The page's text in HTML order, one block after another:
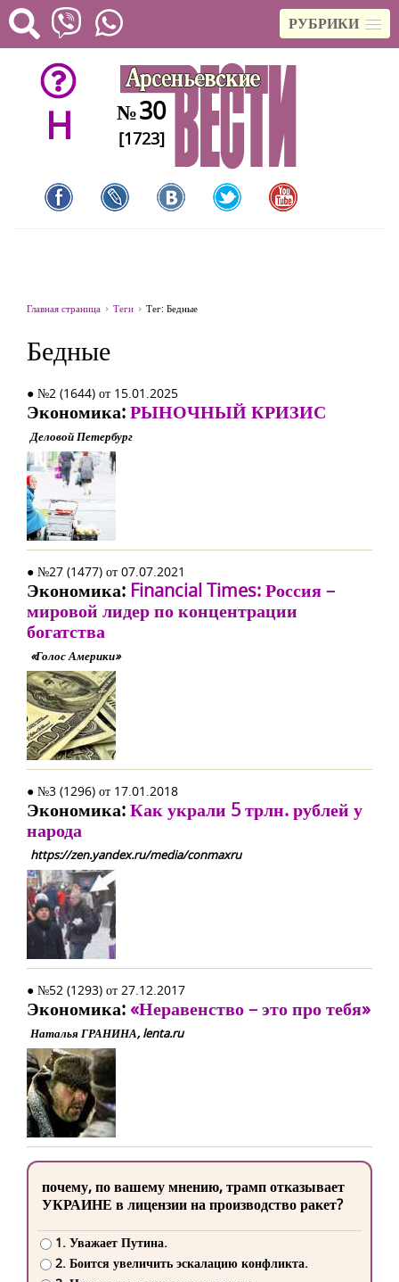
РУБРИКИ
H №30
[1723]
Главная страница Теги Тег: Бедные
Бедные
● №2 (1644) от 15.01.2025
Экономика:РЫНОЧНЫЙ КРИЗИС
Деловой Петербург
● №27 (1477) от 07.07.2021
Экономика: Financial Times: Россия –
мировой лидер по концентрации
богатства
«Голос Америки»
● №3 (1296) от 17.01.2018
Экономика:Как украли 5 трлн. рублей у
народа
https://zen.yandex.ru/media/conmaxru
● №52 (1293) от 27.12.2017
Экономика:«Неравенство – это про тебя»
Наталья ГРАНИНА, lenta.ru
почему, по вашему мнению, трамп отказывает
УКРАИНЕ в лицензии на производство ракет?
1. Уважает Путина.
2. Боится увеличить эскалацию конфликта.